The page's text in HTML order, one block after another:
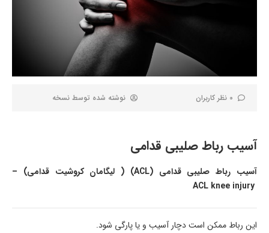
0 نظر کاربران نوشته شده توسط نسخه
آسیب رباط صلیبی قدامی
آسیب رباط صلیبی قدامی (ACL) ( لیگامان کروشیت قدامی) –
این رباط ممکن است دچار آسیب و یا پارگی شود.